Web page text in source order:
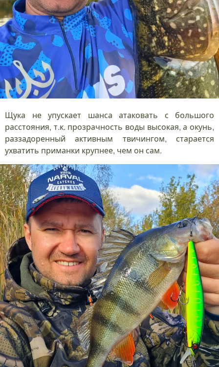
Щука не упускает шанса атаковать с большого
расстояния, т.к. прозрачность воды высокая, а окунь,
раззадоренный активным твичингом, старается
ухватить приманки крупнее, чем он сам.